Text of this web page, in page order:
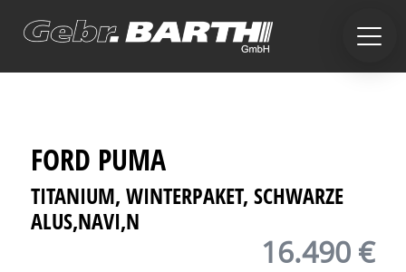
FORD PUMA
TITANIUM, WINTERPAKET, SCHWARZE
ALUS,NAVI,N
16.490 €